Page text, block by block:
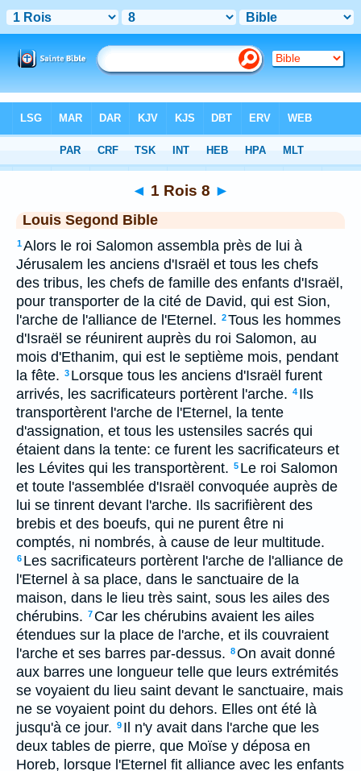
◄ 1 Rois 8 ►
Louis Segond Bible
1Alors le roi Salomon assembla près de lui à
Jérusalem les anciens d'Israël et tous les chefs
des tribus, les chefs de famille des enfants d'Israël,
pour transporter de la cité de David, qui est Sion,
l'arche de l'alliance de l'Eternel. 2Tous les hommes
d'Israël se réunirent auprès du roi Salomon, au
mois d'Ethanim, qui est le septième mois, pendant
la fête. 3 Lorsque tous les anciens d'Israël furent
arrivés, les sacrificateurs portèrent l'arche. 4 Ils
transportèrent l'arche de l'Eternel, la tente
d'assignation, et tous les ustensiles sacrés qui
étaient dans la tente: ce furent les sacrificateurs et
les Lévites qui les transportèrent. 5 Le roi Salomon
et toute l'assemblée d'Israël convoquée auprès de
lui se tinrent devant l'arche. Ils sacrifièrent des
brebis et des boeufs, qui ne purent être ni
comptés, ni nombrés, à cause de leur multitude.
6 Les sacrificateurs portèrent l'arche de l'alliance de
l'Eternel à sa place, dans le sanctuaire de la
maison, dans le lieu très saint, sous les ailes des
chérubins. 7 Car les chérubins avaient les ailes
étendues sur la place de l'arche, et ils couvraient
l'arche et ses barres par-dessus. 8On avait donné
aux barres une longueur telle que leurs extrémités
se voyaient du lieu saint devant le sanctuaire, mais
ne se voyaient point du dehors. Elles ont été là
jusqu'à ce jour. 9 Il n'y avait dans l'arche que les
deux tables de pierre, que Moïse y déposa en
Horeb, lorsque l'Eternel fit alliance avec les enfants